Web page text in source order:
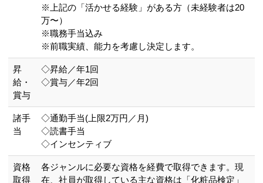
※上記の「活かせる経験」がある方（未経験者は20
万〜）
※職務手当込み
※前職実績、能力を考慮し決定します。
昇
給・
賞与
◇昇給／年1回
◇賞与／年2回
諸手
当
◇通勤手当(上限2万円／月)
◇読書手当
◇インセンティブ
資格
取得
各ジャンルに必要な資格を経費で取得できます。現
在、社員が取得している主な資格は「化粧品検定」